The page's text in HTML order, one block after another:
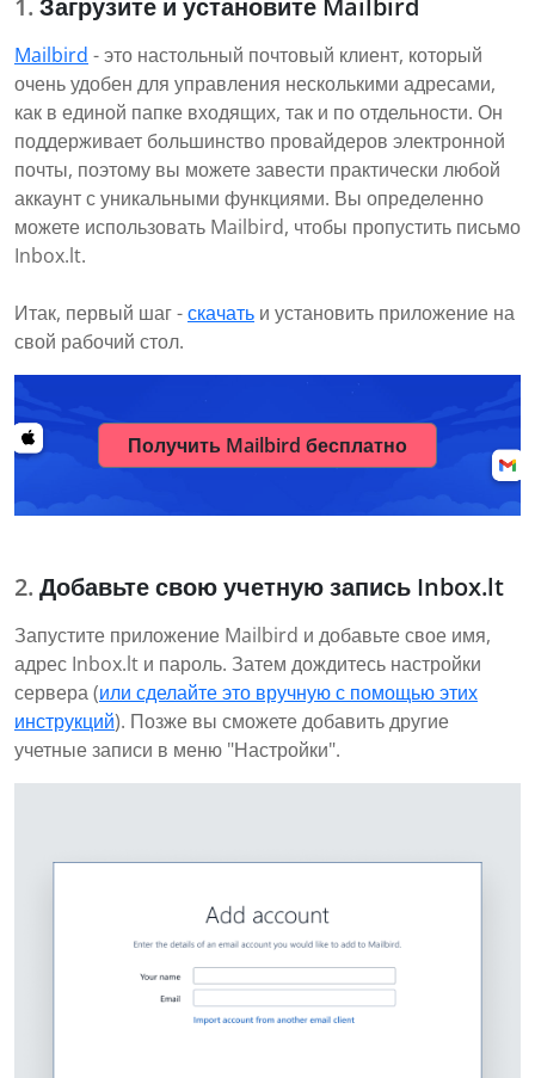
Загрузите и установите Mailbird
Mailbird - это настольный почтовый клиент, который
очень удобен для управления несколькими адресами,
как в единой папке входящих, так и по отдельности. Он
поддерживает большинство провайдеров электронной
почты, поэтому вы можете завести практически любой
аккаунт с уникальными функциями. Вы определенно
можете использовать Mailbird, чтобы пропустить письмо
Inbox.lt.
Итак, первый шаг -скачать и установить приложение на
свой рабочий стол.
Получить Mailbird бесплатно
Добавьте свою учетную запись Inbox.lt
Запустите приложение Mailbird и добавьте свое имя,
адрес Inbox.lt и пароль. Затем дождитесь настройки
сервера (или сделайте это вручную с помощью этих
инструкций). Позже вы сможете добавить другие
учетные записи в меню "Настройки".